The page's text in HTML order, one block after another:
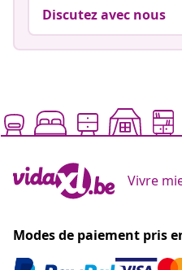
Discutez avec nous
Vivre
Modes de paiement pris